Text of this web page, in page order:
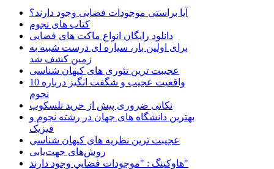
آیا براستی موجودات فضایی وجود دارند؟
کتاب های نجوم
دانلود رایگان انواع ماکت های فضایی
برای اولین بار، سیاره ای درست شبیه به
زمین کشف شد
عجیبت ترین تئوری های کیهان شناسی
10 واقعیت عجیب و شگفت انگیز درباره
نجوم
نکاتی ضروری پیش از خرید تلسکوپ
بهترین دانشگاه های جهان در رشته نجوم و
فیزیک
عجیبت ترین نظریه های کیهان شناسی
روش‌های جهت‌یابی
هاوكينگ : "موجودات فضايي وجود دارند"